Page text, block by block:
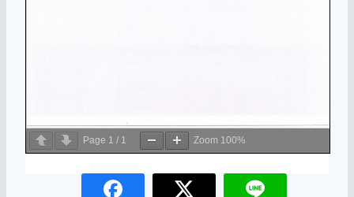
Page 1 / 1 Zoom 100%